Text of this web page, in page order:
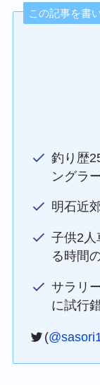
この記事を書
釣り歴
ングラ
明石近
子供2人
る時間
サラリ
に試行
(